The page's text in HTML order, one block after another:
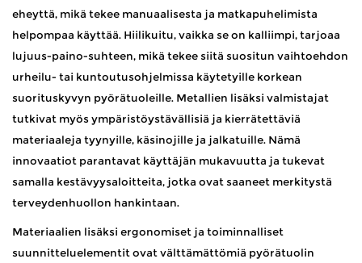
eheyttä, mikä tekee manuaalisesta ja matkapuhelimista
helpompaa käyttää. Hiilikuitu, vaikka se on kalliimpi, tarjoaa
lujuus-paino-suhteen, mikä tekee siitä suositun vaihtoehdon
urheilu- tai kuntoutusohjelmissa käytetyille korkean
suorituskyvyn pyörätuoleille. Metallien lisäksi valmistajat
tutkivat myös ympäristöystävällisiä ja kierrätettäviä
materiaaleja tyynyille, käsinojille ja jalkatuille. Nämä
innovaatiot parantavat käyttäjän mukavuutta ja tukevat
samalla kestävyysaloitteita, jotka ovat saaneet merkitystä
terveydenhuollon hankintaan.
Materiaalien lisäksi ergonomiset ja toiminnalliset
suunnitteluelementit ovat välttämättömiä pyörätuolin